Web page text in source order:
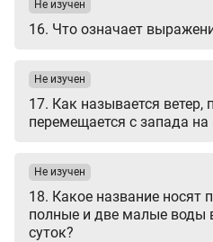
16. Что означает
Не изучен
17. Как называется ветер,
перемещается с запада на
Не изучен
18. Какое название
полные и две малые воды
суток?
Не изучен